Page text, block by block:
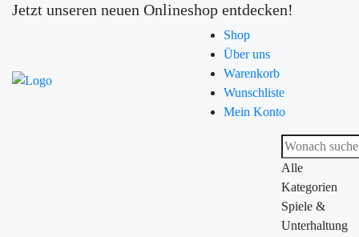
Jetzt unseren neuen Onlineshop entdecken!
Shop
Über uns
Warenkorb
Wunschliste
Mein Konto
Alle
Kategorien
Spiele &
Unterhaltung